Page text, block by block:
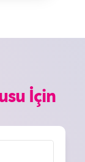
İçin